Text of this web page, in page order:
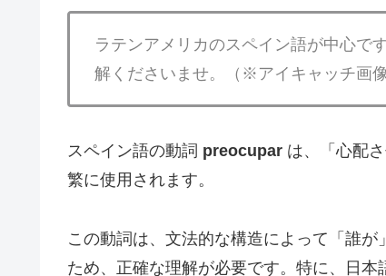
ラテンアメリカのスペイン語が中心で
解くださいませ。（※アイキャッチ画
スペイン語の動詞 preocupar は、「心配
繁に使用されます。
この動詞は、文法的な構造によって「誰
ため、正確な理解が必要です。特に、日